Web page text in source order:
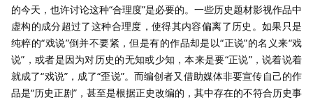
的今天，也许讨论这种“合理度”是必要的。一些历史题材影视作品中
虚构的成分超过了这种合理度，使得其内容偏离了历史。如果只是
纯粹的“戏说”倒并不要紧，但是有的作品却是以“正说”的名义来“戏
说”，或者是因为对历史的无知或少知，本来是要“正说”，说着说着
就成了“戏说”，成了“歪说”。而编创者又借助媒体非要宣传自己的作
品是“历史正剧”，甚至是根据正史改编的，其中存在的不符合历史事